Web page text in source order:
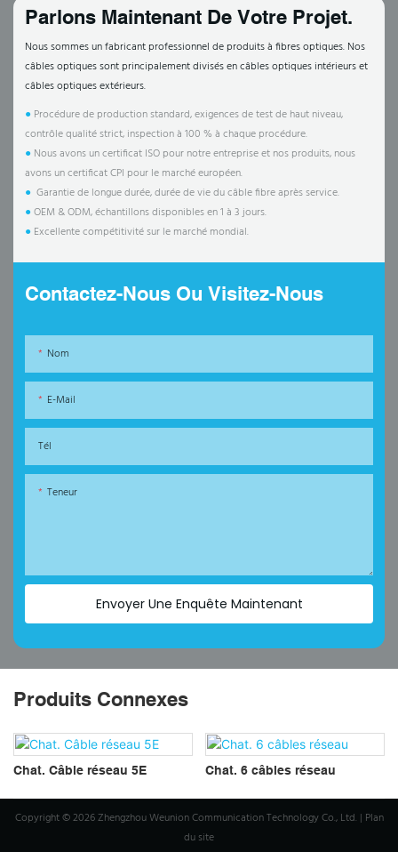
Parlons Maintenant De Votre Projet.
Nous sommes un fabricant professionnel de produits à fibres optiques. Nos
câbles optiques sont principalement divisés en câbles optiques intérieurs et
câbles optiques extérieurs.
● Procédure de production standard, exigences de test de haut niveau,
contrôle qualité strict, inspection à 100 % à chaque procédure.
● Nous avons un certificat ISO pour notre entreprise et nos produits, nous
avons un certificat CPI pour le marché européen.
● Garantie de longue durée, durée de vie du câble fibre après service.
●OEM & ODM, échantillons disponibles en 1 à 3 jours.
● Excellente compétitivité sur le marché mondial.
Contactez-Nous Ou Visitez-Nous
Nom
E-Mail
Tél
Teneur
Envoyer Une Enquête Maintenant
Produits Connexes
Chat. Câble réseau 5E Chat. 6 câbles réseau
Copyright © 2026 Zhengzhou Weunion Communication Technology Co., Ltd. | Plan
du site